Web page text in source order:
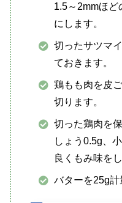
1.5～2mmほど
にします。
切ったサツマ
ておきます。
鶏もも肉を皮
切ります。
切った鶏肉を
しょう0.5g、
良くもみ味を
バターを25g計